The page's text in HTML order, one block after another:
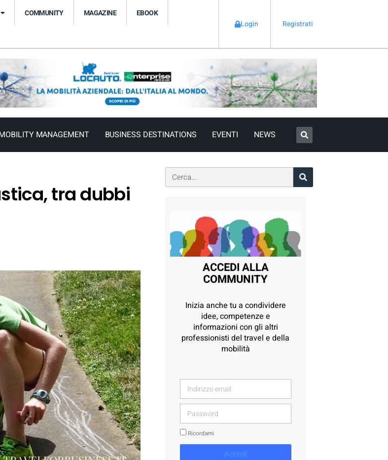
COMMUNITY MAGAZINE EBOOK
Login Registrati
MANAGEMENT BUSINESS DESTINATIONS EVENTI NEWS
tra dubbi
ACCEDI ALLA
COMMUNITY
Inizia anche tu a condividere
idee, competenze e
informazioni con gli altri
professionisti del travel e della
mobilità
Ricordami
Accedi